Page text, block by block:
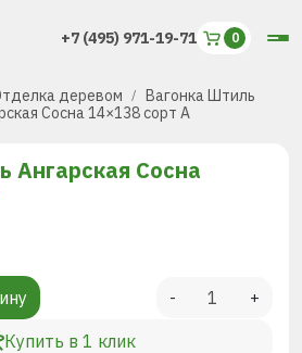
+7 (495) 971-19-71
деревом
Вагонка Штиль
Сосна 14×138 сорт А
Ангарская Сосна
Купить в 1 клик
- +